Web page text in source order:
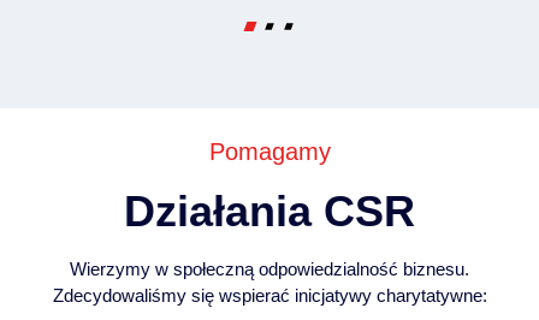
Pomagamy
Działania CSR
Wierzymy w społeczną odpowiedzialność biznesu.
Zdecydowaliśmy się wspierać inicjatywy charytatywne: